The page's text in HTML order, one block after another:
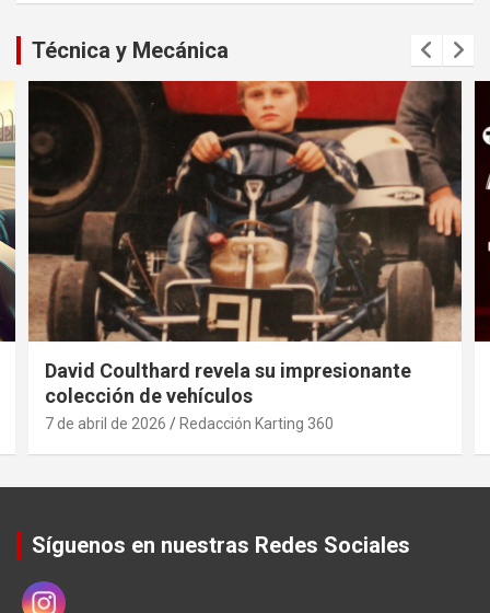
Técnica y Mecánica
David Coulthard revela su impresionante
colección de vehículos
7 de abril de 2026 Redacción Karting 360
Síguenos en nuestras Redes Sociales